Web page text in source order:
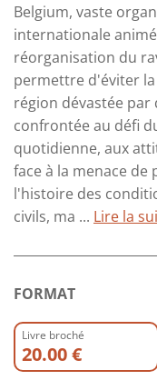
Belgium, vaste
internationale
réorganisation du
permettre d'éviter
région dévastée
confrontée au défi
quotidienne, aux
face à la menace de
l'histoire des
civils, ma ... Lire la
FORMAT
Livre broché
20.00 €